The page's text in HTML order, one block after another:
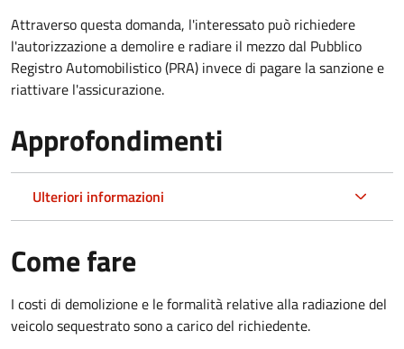
Attraverso questa domanda, l'interessato può richiedere
l'autorizzazione a demolire e radiare il mezzo dal Pubblico
Registro Automobilistico (PRA) invece di pagare la sanzione e
riattivare l'assicurazione.
Approfondimenti
Ulteriori informazioni
Come fare
I costi di demolizione e le formalità relative alla radiazione del
veicolo sequestrato sono a carico del richiedente.